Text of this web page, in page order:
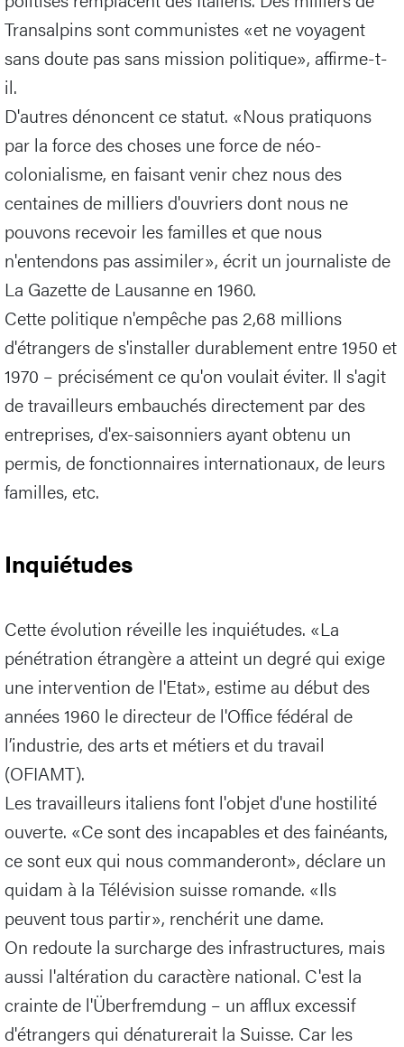
Transalpins sont communistes «et ne voyagent
sans doute pas sans mission politique», affirme-t-
il.
D'autres dénoncent ce statut. «Nous pratiquons
par la force des choses une force de néo-
colonialisme, en faisant venir chez nous des
centaines de milliers d'ouvriers dont nous ne
pouvons recevoir les familles et que nous
n'entendons pas assimiler», écrit un journaliste de
La Gazette de Lausanne en 1960.
Cette politique n'empêche pas 2,68 millions
d'étrangers de s'installer durablement entre 1950 et
1970 – précisément ce qu'on voulait éviter. Il s'agit
de travailleurs embauchés directement par des
entreprises, d'ex-saisonniers ayant obtenu un
permis, de fonctionnaires internationaux, de leurs
familles, etc.
Inquiétudes
Cette évolution réveille les inquiétudes. «La
pénétration étrangère a atteint un degré qui exige
une intervention de l'Etat», estime au début des
années 1960 le directeur de l'Office fédéral de
l’industrie, des arts et métiers et du travail
(OFIAMT).
Les travailleurs italiens font l'objet d'une hostilité
ouverte. «Ce sont des incapables et des fainéants,
ce sont eux qui nous commanderont», déclare un
quidam à la Télévision suisse romande. «Ils
peuvent tous partir», renchérit une dame.
On redoute la surcharge des infrastructures, mais
aussi l'altération du caractère national. C'est la
crainte de l'Überfremdung – un afflux excessif
d'étrangers qui dénaturerait la Suisse. Car les